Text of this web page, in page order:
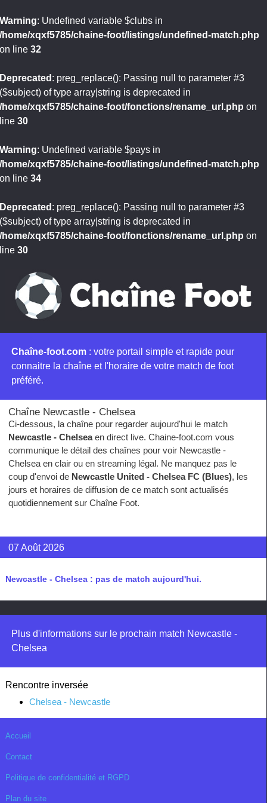
Warning: Undefined variable $clubs in
/home/xqxf5785/chaine-foot/listings/undefined-match.php
on line 32
Deprecated : preg_replace(): Passing null to parameter #3
($subject) of type array|string is deprecated in
/home/xqxf5785/chaine-foot/fonctions/rename_url.php on
line 30
Warning: Undefined variable $pays in
/home/xqxf5785/chaine-foot/listings/undefined-match.php
on line 34
Deprecated : preg_replace(): Passing null to parameter #3
($subject) of type array|string is deprecated in
/home/xqxf5785/chaine-foot/fonctions/rename_url.php on
line 30
Chaîne-foot.com : votre portail simple et rapide pour
connaitre la chaîne et l'horaire de votre match de foot
préféré.
Chaîne Newcastle - Chelsea
Ci-dessous, la chaîne pour regarder aujourd'hui le match
Newcastle - Chelseaen direct live. Chaine-foot.com vous
communique le détail des chaînes pour voir Newcastle -
Chelsea en clair ou en streaming légal. Ne manquez pas le
coup d'envoi de Newcastle United - Chelsea FC (Blues), les
jours et horaires de diffusion de ce match sont actualisés
quotidiennement sur Chaîne Foot.
07 Août 2026
Newcastle - Chelsea : pas de match aujourd'hui.
Plus d'informations sur le prochain match Newcastle -
Chelsea
Rencontre inversée
Chelsea - Newcastle
Accueil
Contact
Politique de confidentialité et RGPD
Plan du site